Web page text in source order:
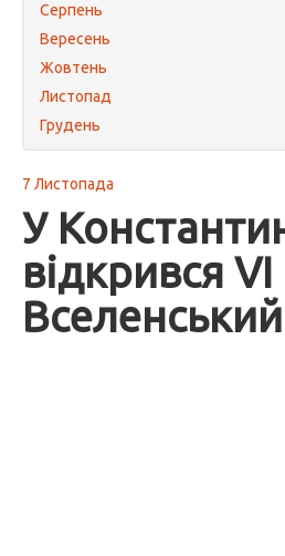
Серпень
Вересень
Жовтень
Листопад
Грудень
7 Листопада
У
відкрився VI